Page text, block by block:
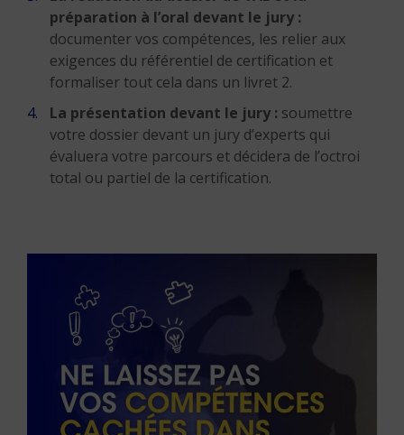
préparation à l’oral devant le jury :
documenter vos compétences, les relier aux
exigences du référentiel de certification et
formaliser tout cela dans un livret 2.
La présentation devant le jury : soumettre
votre dossier devant un jury d’experts qui
évaluera votre parcours et décidera de l’octroi
total ou partiel de la certification.